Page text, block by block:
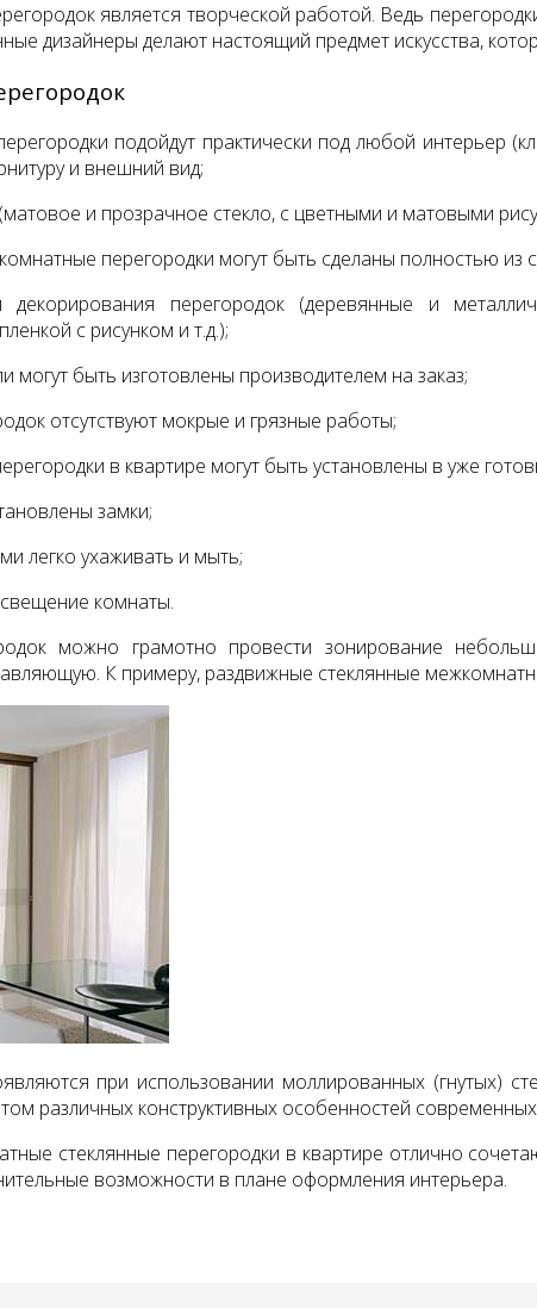
является творческой работой. Ведь
дизайнеры делают настоящий предмет искусства,
подойдут практически под любой интерьер
и внешний вид;
и прозрачное стекло, с цветными и матовыми
перегородки могут быть сделаны полностью
декорирования перегородок (деревянные и
с рисунком и т.д.);
могут быть изготовлены производителем на заказ;
отсутствуют мокрые и грязные работы;
в квартире могут быть установлены в уже
замки;
легко ухаживать и мыть;
комнаты.
можно грамотно провести зонирование
К примеру, раздвижные стеклянные
при использовании моллированных (гнутых)
различных конструктивных особенностей
стеклянные перегородки в квартире отлично
возможности в плане оформления интерьера.